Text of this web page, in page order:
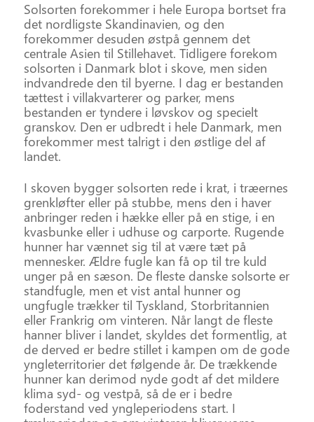
Solsorten forekommer i hele Europa bortset fra
det nordligste Skandinavien, og den
forekommer desuden østpå gennem det
centrale Asien til Stillehavet. Tidligere forekom
solsorten i Danmark blot i skove, men siden
indvandrede den til byerne. I dag er bestanden
tættest i villakvarterer og parker, mens
bestanden er tyndere i løvskov og specielt
granskov. Den er udbredt i hele Danmark, men
forekommer mest talrigt i den østlige del af
landet.
I skoven bygger solsorten rede i krat, i træernes
grenkløfter eller på stubbe, mens den i haver
anbringer reden i hække eller på en stige, i en
kvasbunke eller i udhuse og carporte. Rugende
hunner har vænnet sig til at være tæt på
mennesker. Ældre fugle kan få op til tre kuld
unger på en sæson. De fleste danske solsorte er
standfugle, men et vist antal hunner og
ungfugle trækker til Tyskland, Storbritannien
eller Frankrig om vinteren. Når langt de fleste
hanner bliver i landet, skyldes det formentlig, at
de derved er bedre stillet i kampen om de gode
yngleterritorier det følgende år. De trækkende
hunner kan derimod nyde godt af det mildere
klima syd- og vestpå, så de er i bedre
foderstand ved yngleperiodens start. I